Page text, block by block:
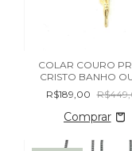
COLAR COURO
CRISTO BANHO
R$189,00